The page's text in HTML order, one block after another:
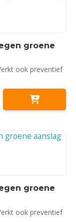
groene
ook preventief
groene
ook preventief